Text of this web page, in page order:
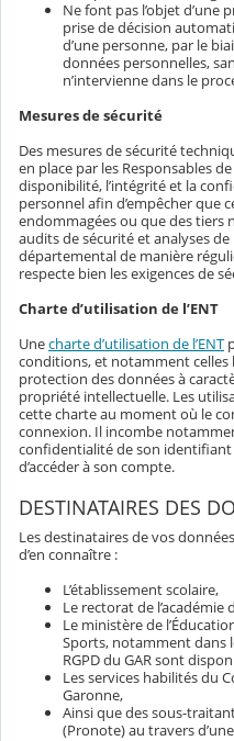
Ne font pas l’objet d’une
prise de décision
d’une personne, par le
données personnelles,
n’intervienne dans le
Mesures de sécurité
Des mesures de sécurité
en place par les Responsables
disponibilité, l’intégrité et la
personnel afin d’empêcher que
endommagées ou que des tiers
audits de sécurité et analyses
départemental de manière
respecte bien les exigences de
Charte d’utilisation de l’ENT
Unecharte d’utilisation de l’ENT
conditions, et notamment celles
protection des données à
propriété intellectuelle. Les
cette charte au moment où le
connexion. Il incombe
confidentialité de son
d’accéder à son compte.
DESTINATAIRES DES
Les destinataires de vos
d’en connaître :
L’établissement scolaire,
Le rectorat de l’académie
Le ministère de
Sports, notamment dans
RGPD du GAR sont
Les services habilités du
Garonne,
Ainsi que des sous-
(Pronote) au travers